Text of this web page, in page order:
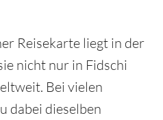
Reisekarte liegt in der
nicht nur in Fidschi
Bei vielen
dabei dieselben